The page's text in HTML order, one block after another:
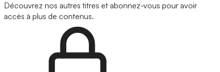
Découvrez nos autres titres et abonnez-vous pour avoir
accès à plus de contenus.